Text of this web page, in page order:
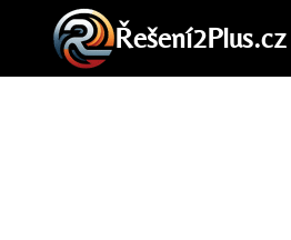
Přeskočit
obsah
Řešení2Plus.cz